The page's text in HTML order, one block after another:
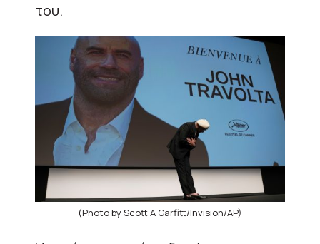
του.
(Photo by Scott A Garfitt/Invision/AP)